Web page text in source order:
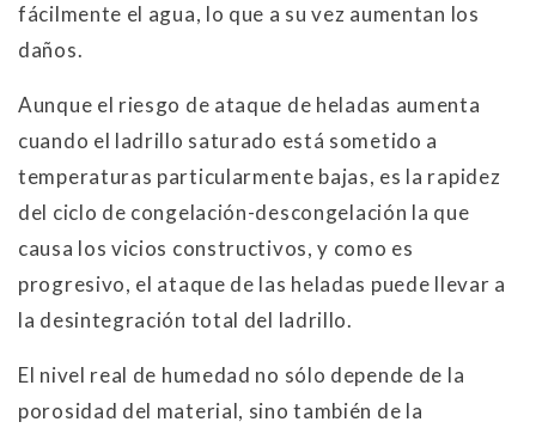
fácilmente el agua, lo que a su vez aumentan los
daños.
Aunque el riesgo de ataque de heladas aumenta
cuando el ladrillo saturado está sometido a
temperaturas particularmente bajas, es la rapidez
del ciclo de congelación-descongelación la que
causa los vicios constructivos, y como es
progresivo, el ataque de las heladas puede llevar a
la desintegración total del ladrillo.
El nivel real de humedad no sólo depende de la
porosidad del material, sino también de la